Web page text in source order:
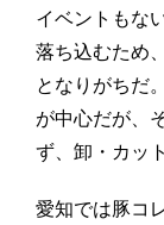
イベントもな
落ち込むため
となりがちだ
が中心だが、
ず、卸・カッ
愛知では豚コ